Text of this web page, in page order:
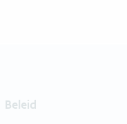
Beleid